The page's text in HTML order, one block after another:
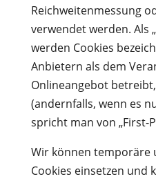
Reichweitenmessung
verwendet werden. Als
werden Cookies
Anbietern als dem
Onlineangebot
(andernfalls, wenn es
spricht man von „First-
Wir können temporäre
Cookies einsetzen und